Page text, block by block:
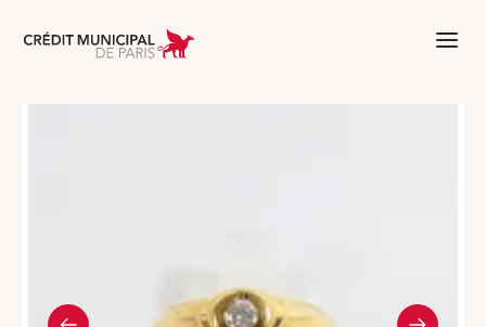
Aller à l'accueil de Crédit Municipal